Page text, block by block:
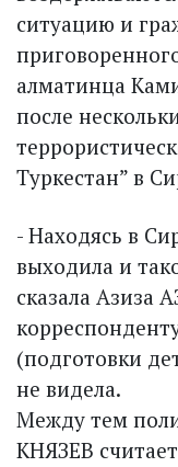
ситуацию и
алматинца
после
Туркестан” в
- Находясь в
выходила и
сказала
(подготовки
не видела.
Между тем
КНЯЗЕВ